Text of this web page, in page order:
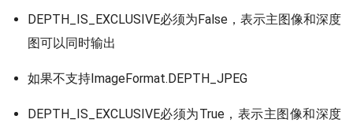
DEPTH_IS_EXCLUSIVE必须为False，表示主图像和深度
图可以同时输出
如果不支持ImageFormat.DEPTH_JPEG
DEPTH_IS_EXCLUSIVE必须为True，表示主图像和深度